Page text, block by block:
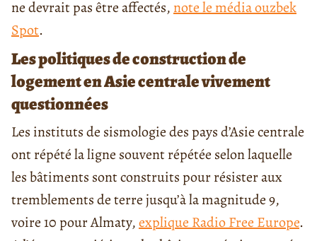
ne devrait pas être affectés,note le média ouzbek
Spot.
Les politiques de construction de
logement en Asie centrale vivement
questionnées
Les instituts de sismologie des pays d’Asie centrale
ont répété la ligne souvent répétée selon laquelle
les bâtiments sont construits pour résister aux
tremblements de terre jusqu’à la magnitude 9,
voire 10 pour Almaty,explique Radio Free Europe.